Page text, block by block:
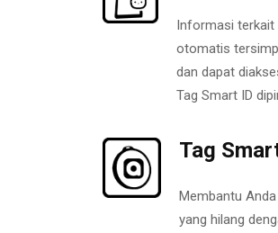
Informasi terkait
otomatis
dan dapat
Tag Smart ID
Tag
Membantu
yang hilang